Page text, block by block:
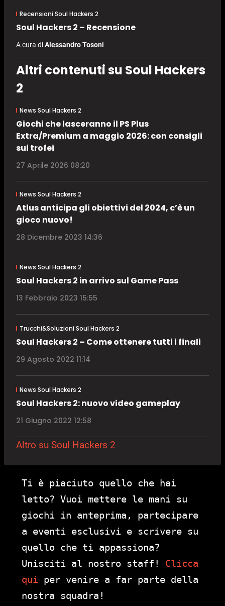
Recensioni Soul Hackers 2
Soul Hackers 2 – Recensione
A cura diAlessandro Tosoni
Altri contenuti su Soul Hackers
2
News Soul Hackers 2
Giochi che lasceranno il PS Plus
Extra/Premium a maggio 2026: con consigli
sui trofei
27 Aprile 2026 08:20
News Soul Hackers 2
Atlus anticipa gli obiettivi del 2024, c’è un
gioco nuovo!
28 Dicembre 2023 14:36
News Soul Hackers 2
Soul Hackers 2 in arrivo sul Game Pass
13 Febbraio 2023 15:55
Trucchi&Soluzioni Soul Hackers 2
Soul Hackers 2 – Come ottenere tutti i finali
29 Agosto 2022 11:14
News Soul Hackers 2
Soul Hackers 2: nuovo video gameplay
21 Giugno 2022 12:58
Altro su Soul Hackers 2
Ti è piaciuto quello che hai
letto? Vuoi mettere le mani su
giochi in anteprima, partecipare
a eventi esclusivi e scrivere su
quello che ti appassiona?
Unisciti al nostro staff! Clicca
qui per venire a far parte della
nostra squadra!